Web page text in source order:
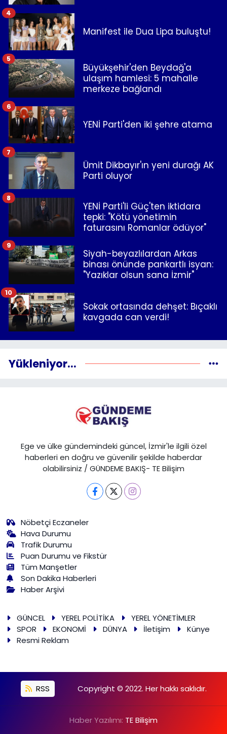
Manifest ile Dua Lipa buluştu!
4
Büyükşehir'den Beydağ'a
ulaşım hamlesi: 5 mahalle
merkeze bağlandı
5
YENİ Parti'den iki şehre atama
6
Ümit Dikbayır'ın yeni durağı AK
Parti oluyor
7
YENİ Parti'li Güç'ten iktidara
tepki: "Kötü yönetimin
faturasını Romanlar ödüyor"
8
Siyah-beyazlılardan Arkas
binası önünde pankartlı isyan:
"Yazıklar olsun sana İzmir"
9
Sokak ortasında dehşet: Bıçaklı
kavgada can verdi!
10
Yükleniyor...
Ege ve ülke gündemindeki güncel, İzmir'le ilgili özel
haberleri en doğru ve güvenilir şekilde haberdar
olabilirsiniz / GÜNDEME BAKIŞ- TE Bilişim
Nöbetçi Eczaneler
Hava Durumu
Trafik Durumu
Puan Durumu ve Fikstür
Tüm Manşetler
Son Dakika Haberleri
Haber Arşivi
GÜNCEL YEREL POLİTİKA
YEREL YÖNETİMLER
SPOR
EKONOMİ DÜNYA İletişim
Künye
Resmi Reklam
RSS Copyright © 2022. Her hakkı saklıdır.
Haber Yazılımı: TE Bilişim